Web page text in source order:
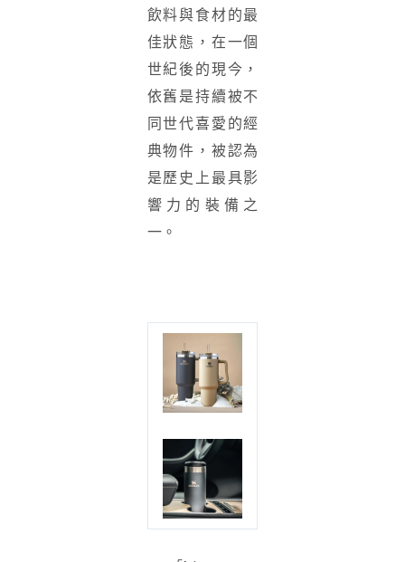
飲料與食材的最
佳狀態，在一個
世紀後的現今，
依舊是持續被不
同世代喜愛的經
典物件，被認為
是歷史上最具影
響力的裝備之
一。